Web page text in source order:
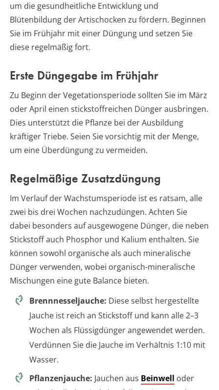
um die gesundheitliche Entwicklung und
Blütenbildung der Artischocken zu fördern. Beginnen
Sie im Frühjahr mit einer Düngung und setzen Sie
diese regelmäßig fort.
Erste Düngegabe im Frühjahr
Zu Beginn der Vegetationsperiode sollten Sie im März
oder April einen stickstoffreichen Dünger ausbringen.
Dies unterstützt die Pflanze bei der Ausbildung
kräftiger Triebe. Seien Sie vorsichtig mit der Menge,
um eine Überdüngung zu vermeiden.
Regelmäßige Zusatzdüngung
Im Verlauf der Wachstumsperiode ist es ratsam, alle
zwei bis drei Wochen nachzudüngen. Achten Sie
dabei besonders auf ausgewogene Dünger, die neben
Stickstoff auch Phosphor und Kalium enthalten. Sie
können sowohl organische als auch mineralische
Dünger verwenden, wobei organisch-mineralische
Mischungen eine gute Balance bieten.
Brennnesseljauche: Diese selbst hergestellte
Jauche ist reich an Stickstoff und kann alle 2–3
Wochen als Flüssigdünger angewendet werden.
Verdünnen Sie die Jauche im Verhältnis 1:10 mit
Wasser.
Pflanzenjauche: Jauchen aus Beinwell oder